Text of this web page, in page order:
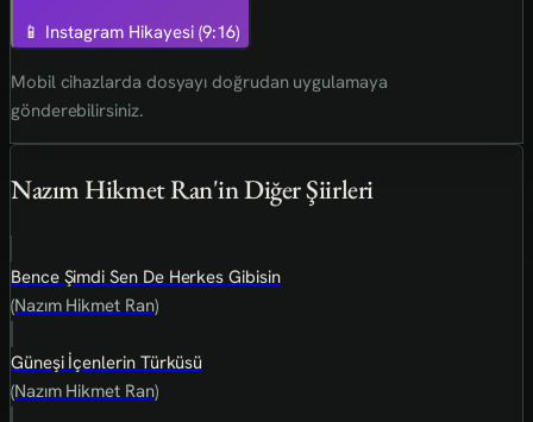
📱 Instagram Hikayesi (9:16)
Mobil cihazlarda dosyayı doğrudan uygulamaya
gönderebilirsiniz.
Nazım Hikmet Ran'in Diğer Şiirleri
Bence Şimdi Sen De Herkes Gibisin
(Nazım Hikmet Ran)
Güneşi İçenlerin Türküsü
(Nazım Hikmet Ran)